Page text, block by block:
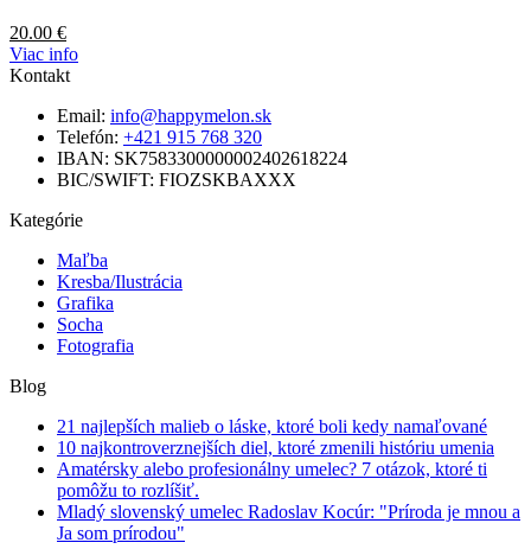
20.00 €
Viac info
Kontakt
Email: info@happymelon.sk
Telefón: +421 915 768 320
IBAN: SK7583300000002402618224
BIC/SWIFT: FIOZSKBAXXX
Kategórie
Maľba
Kresba/Ilustrácia
Grafika
Socha
Fotografia
Blog
21 najlepších malieb o láske, ktoré boli kedy namaľované
10 najkontroverznejších diel, ktoré zmenili históriu umenia
Amatérsky alebo profesionálny umelec? 7 otázok, ktoré ti
pomôžu to rozlíšiť.
Mladý slovenský umelec Radoslav Kocúr: "Príroda je mnou a
Ja som prírodou"